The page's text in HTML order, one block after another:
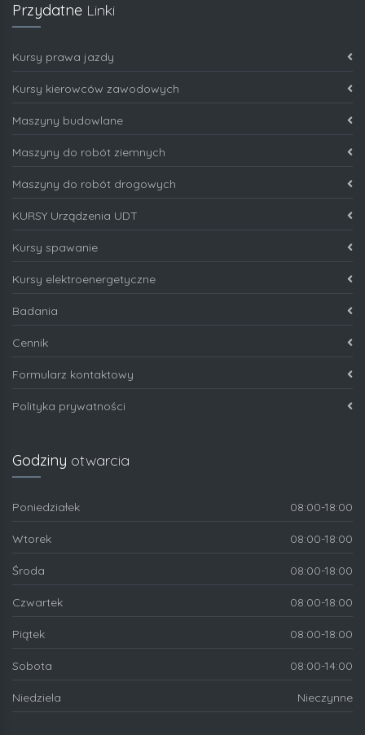
Przydatne Linki
Kursy prawa jazdy
Kursy kierowców zawodowych
Maszyny budowlane
Maszyny do robót ziemnych
Maszyny do robót drogowych
KURSY Urządzenia UDT
Kursy spawanie
Kursy elektroenergetyczne
Badania
Cennik
Formularz kontaktowy
Polityka prywatności
Godziny otwarcia
Poniedziałek 08:00-18:00
Wtorek 08:00-18:00
Środa 08:00-18:00
Czwartek 08:00-18:00
Piątek 08:00-18:00
Sobota 08:00-14:00
Niedziela Nieczynne